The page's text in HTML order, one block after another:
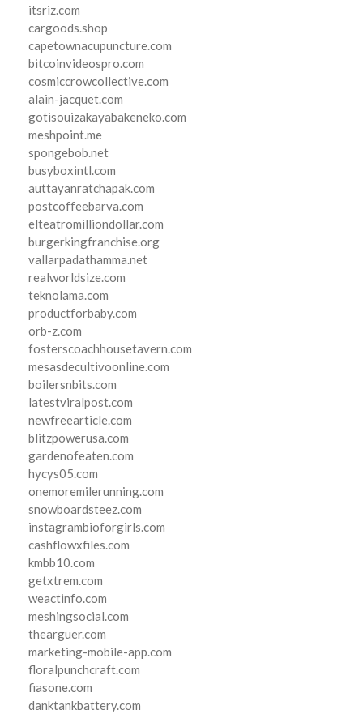
itsriz.com
cargoods.shop
capetownacupuncture.com
bitcoinvideospro.com
cosmiccrowcollective.com
alain-jacquet.com
gotisouizakayabakeneko.com
meshpoint.me
spongebob.net
busyboxintl.com
auttayanratchapak.com
postcoffeebarva.com
elteatromilliondollar.com
burgerkingfranchise.org
vallarpadathamma.net
realworldsize.com
teknolama.com
productforbaby.com
orb-z.com
fosterscoachhousetavern.com
mesasdecultivoonline.com
boilersnbits.com
latestviralpost.com
newfreearticle.com
blitzpowerusa.com
gardenofeaten.com
hycys05.com
onemoremilerunning.com
snowboardsteez.com
instagrambioforgirls.com
cashflowxfiles.com
kmbb10.com
getxtrem.com
weactinfo.com
meshingsocial.com
thearguer.com
marketing-mobile-app.com
floralpunchcraft.com
fiasone.com
danktankbattery.com